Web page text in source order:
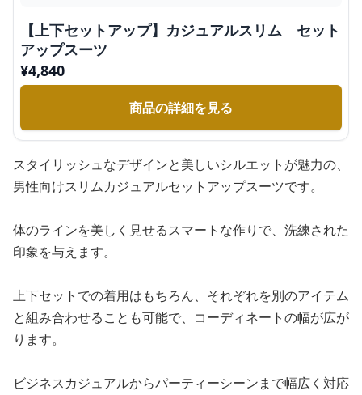
【上下セットアップ】カジュアルスリム セット
アップスーツ
¥4,840
商品の詳細を見る
スタイリッシュなデザインと美しいシルエットが魅力の、
男性向けスリムカジュアルセットアップスーツです。
体のラインを美しく見せるスマートな作りで、洗練された
印象を与えます。
上下セットでの着用はもちろん、それぞれを別のアイテム
と組み合わせることも可能で、コーディネートの幅が広が
ります。
ビジネスカジュアルからパーティーシーンまで幅広く対応